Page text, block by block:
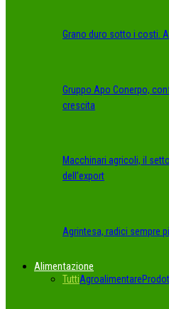
Grano duro sotto i costi.
Gruppo Apo Conerpo,
crescita
Macchinari agricoli, il
dell’export
Agrintesa, radici sempre
Alimentazione
TuttiAgroalimentare